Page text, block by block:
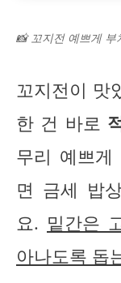
📸 꼬지전 예쁘게 부
꼬지전이 맛
한 건 바로
무리 예쁘
면 금세 밥
요. 밑간은
아나도록 돕